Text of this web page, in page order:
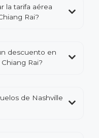
la tarifa aérea
Rai?
descuento en
Rai?
de Nashville